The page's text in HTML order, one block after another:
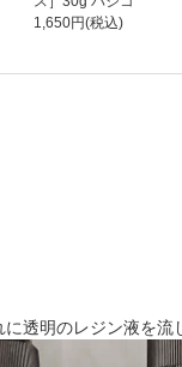
1,650円(税込)
透明のレジン液を流